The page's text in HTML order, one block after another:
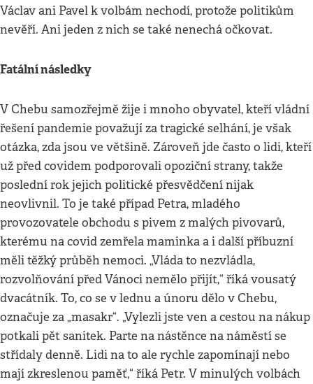
Václav ani Pavel k volbám nechodí, protože politikům
nevěří. Ani jeden z nich se také nenechá očkovat.
Fatální následky
V Chebu samozřejmě žije i mnoho obyvatel, kteří vládní
řešení pandemie považují za tragické selhání, je však
otázka, zda jsou ve většině. Zároveň jde často o lidi, kteří
už před covidem podporovali opoziční strany, takže
poslední rok jejich politické přesvědčení nijak
neovlivnil. To je také případ Petra, mladého
provozovatele obchodu s pivem z malých pivovarů,
kterému na covid zemřela maminka a i další příbuzní
měli těžký průběh nemoci. „Vláda to nezvládla,
rozvolňování před Vánoci nemělo přijít,“ říká vousatý
dvacátník. To, co se v lednu a únoru dělo v Chebu,
označuje za „masakr“. „Vylezli jste ven a cestou na nákup
potkali pět sanitek. Parte na nástěnce na náměstí se
střídaly denně. Lidi na to ale rychle zapomínají nebo
mají zkreslenou paměť,“ říká Petr. V minulých volbách